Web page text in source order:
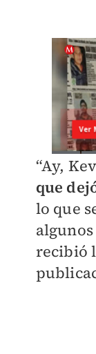
“Ay,
que
lo que
recibió